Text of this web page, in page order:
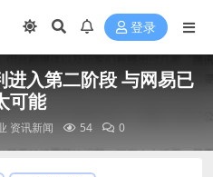
登录
入第二阶段 与网易已
可能
资讯新闻 54 0